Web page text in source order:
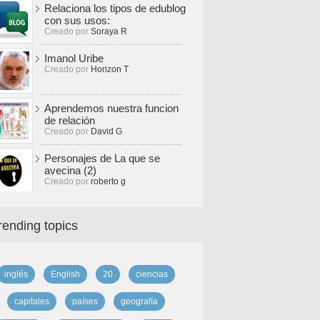
Relaciona los tipos de edublog
con sus usos:
Creado por Soraya R
Imanol Uribe
Creado por Horizon T
Aprendemos nuestra funcion
de relación
Creado por David G
Personajes de La que se
avecina (2)
Creado por roberto g
topics
inglés English 20 ciencias
capitales países geografía